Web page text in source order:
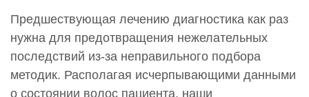
Предшествующая лечению диагностика как раз
нужна для предотвращения нежелательных
последствий из-за неправильного подбора
методик. Располагая исчерпывающими данными
о состоянии волос пациента, наши